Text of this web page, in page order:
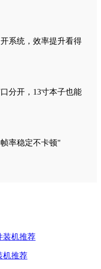
系统，效率提升看得
分开，13寸本子也能
率稳定不卡顿"
机推荐